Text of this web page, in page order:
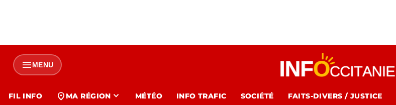
menuMENU
FIL INFO location_on MA RÉGION expand_more MÉTÉO INFO TRAFIC SOCIÉTÉ FAITS-DIVERS / JUSTICE